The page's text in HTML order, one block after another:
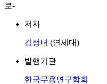
로-
저자
김정녀 (연세대)
발행기관
한국무용연구학회